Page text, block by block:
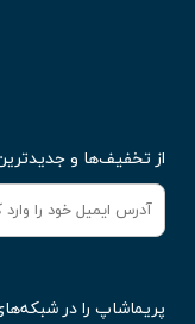
از تخفیف‌ها و
پریماشاپ را در